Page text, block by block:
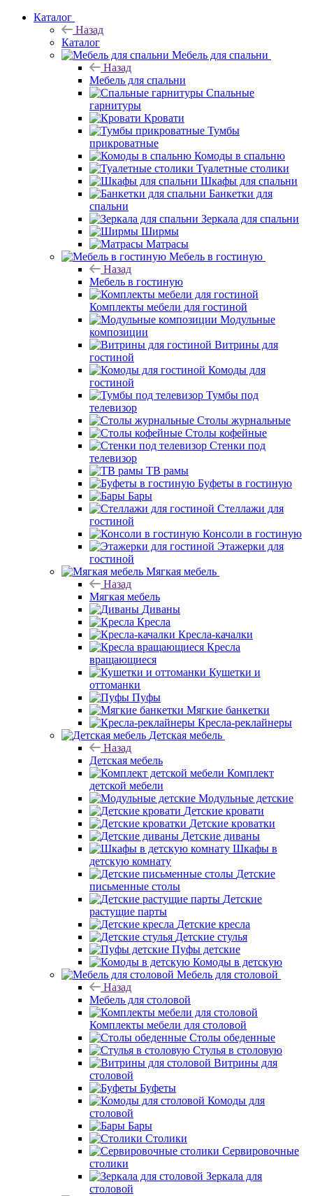
Каталог
Назад
Каталог
Мебель для спальни
Назад
Мебель для спальни
Спальные
гарнитуры
Кровати
Тумбы
прикроватные
Комоды в спальню
Туалетные столики
Шкафы для спальни
Банкетки для
спальни
Зеркала для спальни
Ширмы
Матрасы
Мебель в гостиную
Назад
Мебель в гостиную
Комплекты мебели для гостиной
Модульные
композиции
Витрины для
гостиной
Комоды для
гостиной
Тумбы под
телевизор
Столы журнальные
Столы кофейные
Стенки под
телевизор
ТВ рамы
Буфеты в гостиную
Бары
Стеллажи для
гостиной
Консоли в гостиную
Этажерки для
гостиной
Мягкая мебель
Назад
Мягкая мебель
Диваны
Кресла
Кресла-качалки
Кресла
вращающиеся
Кушетки и
оттоманки
Пуфы
Мягкие банкетки
Кресла-реклайнеры
Детская мебель
Назад
Детская мебель
Комплект
детской мебели
Модульные детские
Детские кровати
Детские кроватки
Детские диваны
Шкафы в
детскую комнату
Детские
письменные столы
Детские
растущие парты
Детские кресла
Детские стулья
Пуфы детские
Комоды в детскую
Мебель для столовой
Назад
Мебель для столовой
Комплекты мебели для столовой
Столы обеденные
Стулья в столовую
Витрины для
столовой
Буфеты
Комоды для
столовой
Бары
Столики
Сервировочные
столики
Зеркала для
столовой